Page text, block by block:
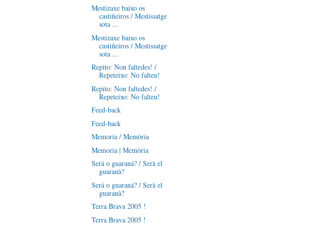
Mestizaxe baixo os
castiñeiros / Mestissatge
sota ...
Mestizaxe baixo os
castiñeiros / Mestissatge
sota ...
Repito: Non faltedes! /
Repeteixo: No falteu!
Repito: Non faltedes! /
Repeteixo: No falteu!
Feed-back
Feed-back
Memoria / Memòria
Memoria | Memòria
Será o guaraná? / Serà el
guaranà?
Será o guaraná? / Serà el
guaranà?
Terra Brava 2005 !
Terra Brava 2005 !